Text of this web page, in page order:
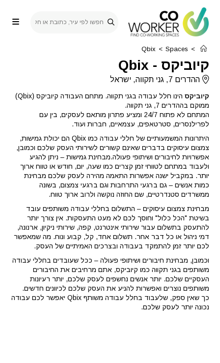
content
>
Spaces
>
Qbix
קיוביקס -
Qbix
ההדרים 7, גני תקווה, ישראל
קיוביקס
הינו חלל עבודה בגני תקווה. מתחם העבודה קיוביקס (Qbix)
ממוקם בההדרים 7, גני תקווה.
המתחם לא פתוח 24/7 ומציע פתרון מותאם לעסקים, בין עם
לפרילנסרים, סטרטאפים, עצמאיים, חברות ועוד.
היתרונות המשמעותיים של חללי עבודה כמו Qbix הם יכולת גמישות,
צמצום עיסוקים בדברים שאינם קשורים לשירותי העסק שלכם וכמובן,
אפשרויות לחיבורים ושיתופי פעולה.מבחינת גמישות – ניתן להגיע
ולעבוד במתחם לטווחי זמן קצרים כמו שעה, יום, חודש או טווח ארוך
יותר. במקביל ישנה אפשרות התאמה מהירה לעסק שלכם מבחינת
כמות אנשים – גם ברגעי התרחבות וגם ברגעי צמצום, בשונה
ממשרדים סטנדרטיים, שם החוזה נוקשה ולרוב ארוך טווח.
מבחינת צמצום עיסוקים – התשלום בחללי עבודה משותפים עובד
בשיטת "הכל כלול" וחוסך לכם לא מעט התעסקות. אין צורך יותר
להתעסק בתשלום עבור שירותי אינטרנט, קפה, שירותי ניקיון, ארנונה,
דמי ניהול או כל דבר אחר. תשלום אחד, קל, קבוע ונוח. מה שמאפשר
לכם יותר זמן להתמקד בעבודה ובצרכים האמיתיים של העסק.
וכמובן, מבחינת חיבורים ושיתופי פעולה – ככל שעובדים בחללי עבודה
משותפים בגני תקווה כמו קיוביקס, אתם מרחיבים את החיבורים
העסקיים שלכם. יותר אנשים נחשפים לעסק שלכם, יותר רעיונות
משותפים נוצרים ואפשרות להניע את העסק שלכם לכיוונים חדשים.
כך שאין ספק, שלעבוד בחלל עבודה משותף Qbix יאפשר לכם עבודה
נכונה יותר לעסק שלכם.